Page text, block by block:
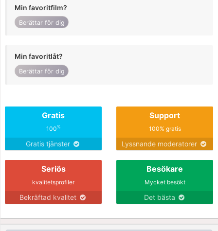
Min favoritfilm?
Berättar för dig
Min favoritlåt?
Berättar för dig
Gratis
100%
Gratis tjänster
Support
100% gratis
Lyssnande moderatorer
Seriös
kvalitetsprofiler
Bekräftad kvalitet
Besökare
Mycket besökt
Det bästa